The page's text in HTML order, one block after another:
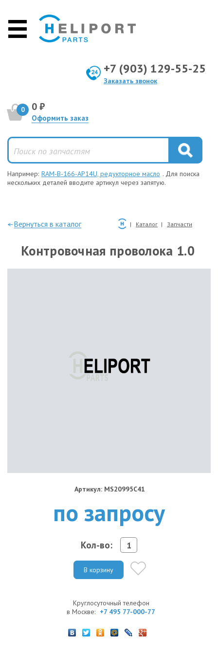
+7 (903) 129-55-25
Заказать звонок
0 0 ₽
Оформить заказ
Например: RAM-B-166-AP14U, редукторное масло . Для поиска
нескольких деталей вводите артикул через запятую.
—Вернуться в каталог Каталог Запчасти
Контровочная проволока 1.0
Артикул: MS20995C41
по запросу
Кол-во:
В корзину
Круглосуточный телефон
в Москве: +7 495 77-000-77